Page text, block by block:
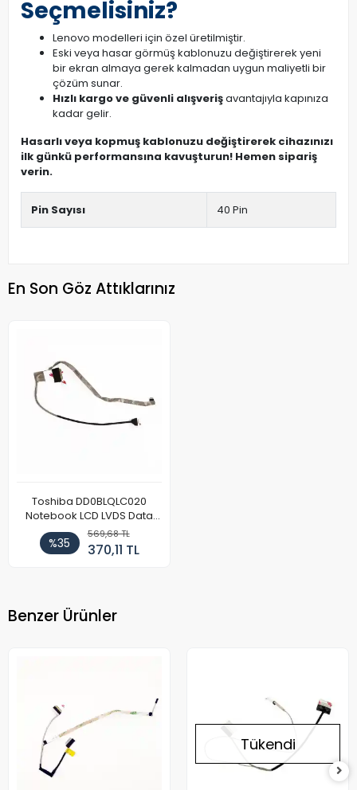
Seçmelisiniz?
Lenovo modelleri için özel üretilmiştir.
Eski veya hasar görmüş kablonuzu değiştirerek yeni
bir ekran almaya gerek kalmadan uygun maliyetli bir
çözüm sunar.
Hızlı kargo ve güvenli alışverişavantajıyla kapınıza
kadar gelir.
Hasarlı veya kopmuş kablonuzu değiştirerek cihazınızı
ilk günkü performansına kavuşturun! Hemen sipariş
verin.
Pin Sayısı 40 Pin
En Son Göz Attıklarınız
Toshiba DD0BLQLC020
Notebook LCD LVDS Data
Kablosu (Model 1)
%35
569,68 TL
370,11 TL
Benzer Ürünler
Tükendi